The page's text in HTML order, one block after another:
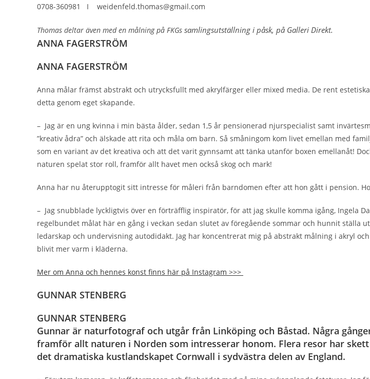
0708-360981 I weidenfeld.thomas@gmail.com
Thomas deltar även med en målning på FKGs samlingsutställning i påsk, på Galleri Direkt.
ANNA FAGERSTRÖM
ANNA FAGERSTRÖM
Anna målar främst abstrakt och utrycksfullt med akrylfärger eller mixed media. De rent
detta genom eget skapande.
– Jag är en ung kvinna i min bästa ålder, sedan 1,5 år pensionerad njurspecialist samt
”kreativ ådra” och älskade att rita och måla om barn. Så småningom kom livet emellan med
som en variant av det kreativa och att det varit gynnsamt att tänka utanför boxen emellanåt!
naturen spelat stor roll, framför allt havet men också skog och mark!
Anna har nu återupptogit sitt intresse för måleri från barndomen efter att hon gått i pension.
– Jag snubblade lyckligtvis över en förträfflig inspiratör, för att jag skulle komma igång, Ingela
regelbundet målat här en gång i veckan sedan slutet av föregående sommar och hunnit ställa
ledarskap och undervisning autodidakt. Jag har koncentrerat mig på abstrakt målning i akryl
blivit mer varm i kläderna.
Mer om Anna och hennes konst finns här på Instagram >>>
GUNNAR STENBERG
GUNNAR STENBERG
Gunnar är naturfotograf och utgår från Linköping och Båstad. Några
framför allt naturen i Norden som intresserar honom. Flera resor har
det dramatiska kustlandskapet Cornwall i sydvästra delen av England.